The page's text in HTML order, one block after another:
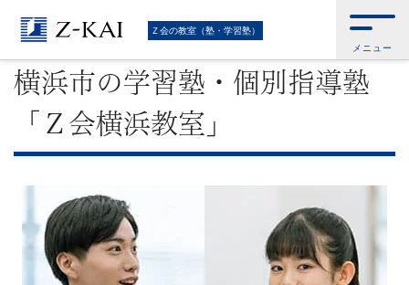
難
関
校
受
験
に
Ｚ会の教室（塾・学習塾）
メニュー
Ｚ会トップ> Ｚ会の教室（塾・学習塾）>教室のご案内・お問い合わせ>横
浜市の学習塾・個別指導塾「Ｚ会横浜教室」
横浜市の学習塾・個別指導塾
「Ｚ会横浜教室」